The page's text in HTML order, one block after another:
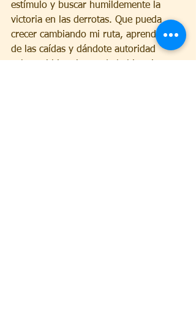
estímulo y buscar humildemente la
victoria en las derrotas. Que pueda
crecer cambiando mi ruta, aprendiendo
de las caídas y dándote autoridad